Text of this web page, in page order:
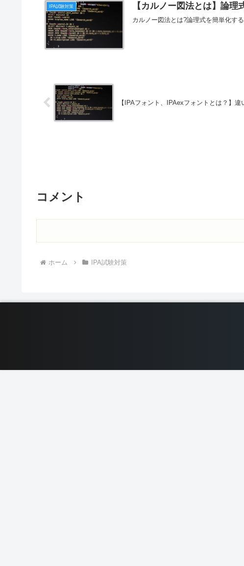
IPA試験対策 【カルノー図法とは】論理
カルノー図法とは?論理式を簡単化す
【IPAフォント、IPAexフォントとは？】
コメント
ホーム IPA試験対策